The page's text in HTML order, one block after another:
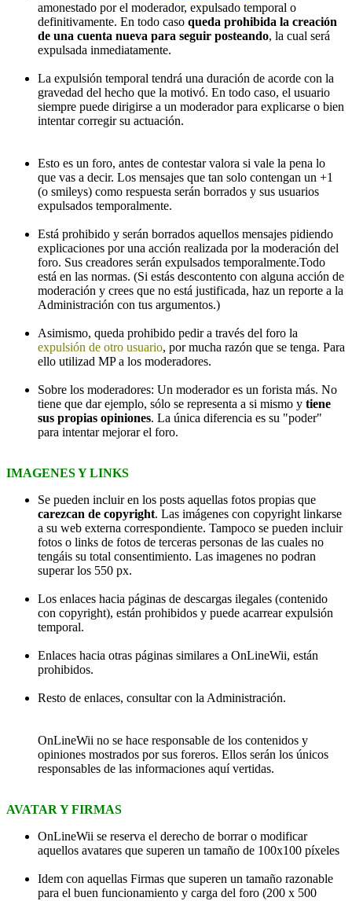
amonestado por el moderador, expulsado temporal o
definitivamente. En todo caso queda prohibida la creación
de una cuenta nueva para seguir posteando, la cual será
expulsada inmediatamente.
La expulsión temporal tendrá una duración de acorde con la
gravedad del hecho que la motivó. En todo caso, el usuario
siempre puede dirigirse a un moderador para explicarse o bien
intentar corregir su actuación.
Esto es un foro, antes de contestar valora si vale la pena lo
que vas a decir. Los mensajes que tan solo contengan un +1
(o smileys) como respuesta serán borrados y sus usuarios
expulsados temporalmente.
Está prohibido y serán borrados aquellos mensajes pidiendo
explicaciones por una acción realizada por la moderación del
foro. Sus creadores serán expulsados temporalmente.Todo
está en las normas. (Si estás descontento con alguna acción de
moderación y crees que no está justificada, haz un reporte a la
Administración con tus argumentos.)
Asimismo, queda prohibido pedir a través del foro la
expulsión de otro usuario, por mucha razón que se tenga. Para
ello utilizad MP a los moderadores.
Sobre los moderadores: Un moderador es un forista más. No
tiene que dar ejemplo, sólo se representa a si mismo y tiene
sus propias opiniones. La única diferencia es su "poder"
para intentar mejorar el foro.
IMAGENES Y LINKS
Se pueden incluir en los posts aquellas fotos propias que
carezcan de copyright. Las imágenes con copyright linkarse
a su web externa correspondiente. Tampoco se pueden incluir
fotos o links de fotos de terceras personas de las cuales no
tengáis su total consentimiento. Las imagenes no podran
superar los 550 px.
Los enlaces hacia páginas de descargas ilegales (contenido
con copyright), están prohibidos y puede acarrear expulsión
temporal.
Enlaces hacia otras páginas similares a OnLineWii, están
prohibidos.
Resto de enlaces, consultar con la Administración.
OnLineWii no se hace responsable de los contenidos y
opiniones mostrados por sus foreros. Ellos serán los únicos
responsables de las informaciones aquí vertidas.
AVATAR Y FIRMAS
OnLineWii se reserva el derecho de borrar o modificar
aquellos avatares que superen un tamaño de 100x100 píxeles
Idem con aquellas Firmas que superen un tamaño razonable
para el buen funcionamiento y carga del foro (200 x 500